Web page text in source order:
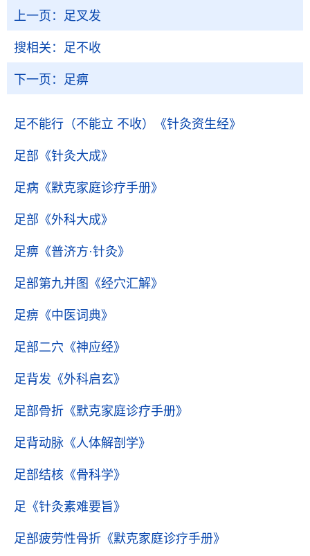
上一页： 足叉发
搜相关： 足不收
下一页： 足痹
足不能行（不能立 不收） 《针灸资生经》
足部 《针灸大成》
足病 《默克家庭诊疗手册》
足部 《外科大成》
足痹 《普济方·针灸》
足部第九并图 《经穴汇解》
足痹 《中医词典》
足部二穴 《神应经》
足背发 《外科启玄》
足部骨折 《默克家庭诊疗手册》
足背动脉 《人体解剖学》
足部结核 《骨科学》
足 《针灸素难要旨》
足部疲劳性骨折 《默克家庭诊疗手册》